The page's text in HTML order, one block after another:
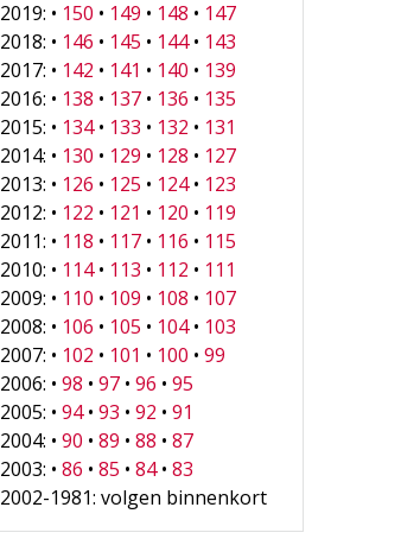
2019: • 150 • 149 • 148 • 147
2018: • 146 • 145 • 144• 143
2017: • 142 • 141 • 140 • 139
2016: • 138 • 137 • 136 • 135
2015: • 134• 133 • 132 • 131
2014: • 130 • 129 • 128 • 127
2013: • 126 • 125 • 124• 123
2012: • 122 • 121 • 120 • 119
2011: • 118 • 117 • 116 • 115
2010: • 114• 113 • 112 • 111
2009: • 110 • 109 • 108 • 107
2008: • 106 • 105 • 104• 103
2007: • 102 • 101 • 100 •99
2006: •98 •97 •96 •95
2005: •94•93 •92 •91
2004: •90 •89 •88 •87
2003: •86 •85 •84•83
2002-1981: volgen binnenkort